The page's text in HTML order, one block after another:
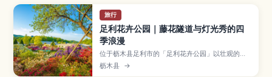
旅行
足利花卉公园｜藤花隧道与灯光秀的四
季浪漫
位于枥木县足利市的「足利花卉公园」以壮观的紫
藤棚和藤花隧道闻名于世，冬季还有梦幻的灯光秀
“光之花庭园”。本文介绍紫藤的最佳观赏时间、四
枥木县 →